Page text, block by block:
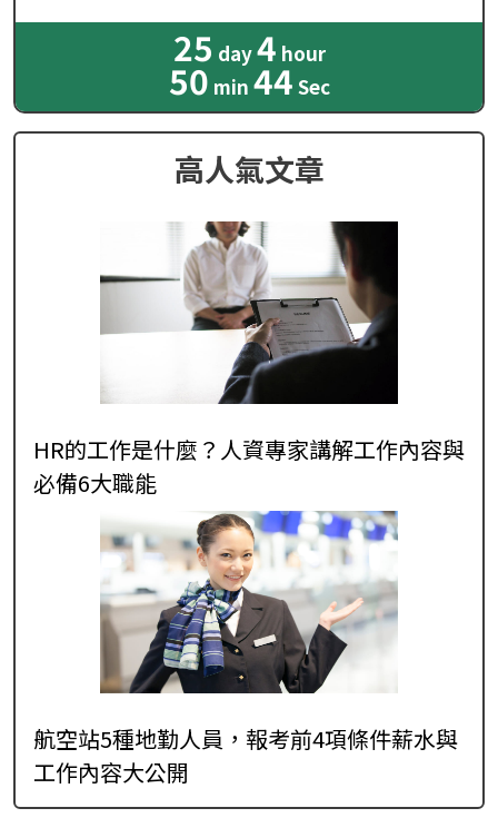
25 day4 hour
50 min 42 Sec
高人氣文章
HR的工作是什麼？人資專家講解工作內容與
必備6大職能
航空站5種地勤人員，報考前4項條件薪水與
工作內容大公開